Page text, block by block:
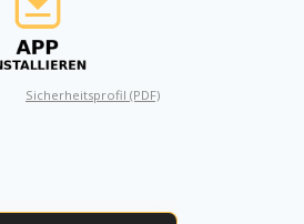
Sicherheitsprofil (PDF)